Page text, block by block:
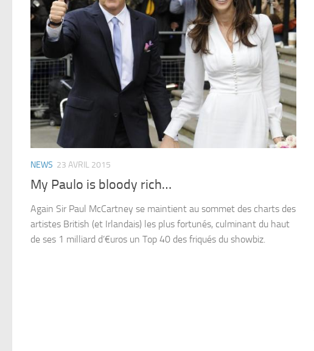
NEWS 23 AVRIL 2015
My Paulo is bloody rich…
Again Sir Paul McCartney se maintient au sommet des charts des
artistes British (et Irlandais) les plus fortunés, culminant du haut
de ses 1 milliard d’€uros un Top 40 des friqués du showbiz.